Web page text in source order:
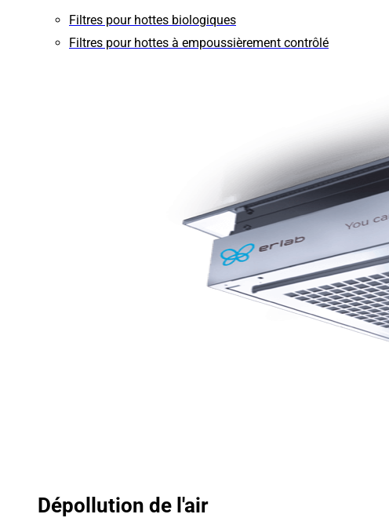
Filtres pour hottes biologiques
Filtres pour hottes à empoussièrement contrôlé
Dépollution de l'air